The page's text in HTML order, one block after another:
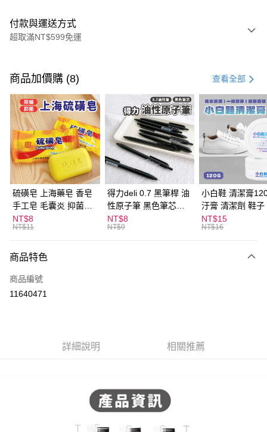
付款與運送方式
超取滿NT$599免運
信用卡一次付款
超商取貨付款
LINE Pay
Apple Pay
街口支付
悠遊付
ATM付款
全家取貨付款
每筆NT$60，滿NT$599(含以上)免運費
付款後全家取貨
每筆NT$60，滿NT$599(含以上)免運費
每筆NT$60，滿NT$599(含以上)免運費
每筆NT$120，滿NT$1,999(含以上)免運費
商品加價購 (8) 查看全部
硫磺皂 上海藥皂 香皂
手工皂 毛囊炎 抑菌除
蟎 清潔護膚 去油去痘
寵物皮膚病 狗狗貓咪
NT$8
NT$11
得力deli 0.7 黑筆桿 油
性原子筆 黑色筆芯
S304
NT$8
NT$9
小白鞋 清潔膏
汙膏 清潔劑 鞋子
漬 白皮鞋 鞋油
NT$15
NT$16
商品特色
商品編號
11640471
詳細說明 相關推薦